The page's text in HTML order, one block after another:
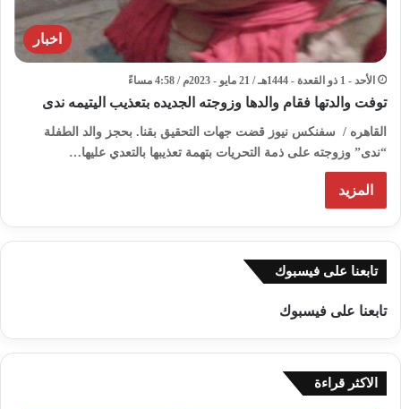
اخبار
الأحد - 1 ذو القعدة - 1444هـ / 21 مايو - 2023م / 4:58 مساءً
توفت والدتها فقام والدها وزوجته الجديده بتعذيب اليتيمه ندى
القاهره / سفنكس نيوز قضت جهات التحقيق بقنا. بحجز والد الطفلة
“ندى” وزوجته على ذمة التحريات بتهمة تعذيبها بالتعدي عليها…
المزيد
تابعنا على فيسبوك
تابعنا على فيسبوك
الاكثر قراءة